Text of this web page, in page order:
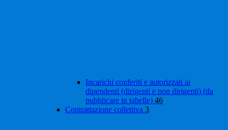
Incarichi conferiti e autorizzati ai
dipendenti (dirigenti e non dirigenti) (da
pubblicare in tabelle) 46
Contrattazione collettiva 3